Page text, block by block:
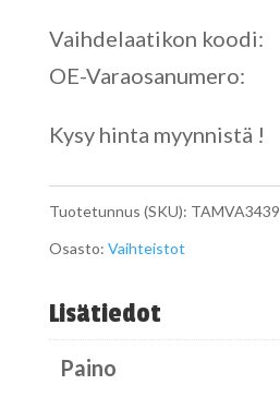
Vaihdelaatikon koodi:
OE-Varaosanumero:
Kysy hinta myynnistä !
Tuotetunnus (SKU): TAMVA3439
Osasto: Vaihteistot
Lisätiedot
Paino